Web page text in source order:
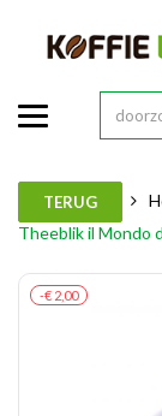
TERUG
Theeblik il Mondo
-€ 2,00